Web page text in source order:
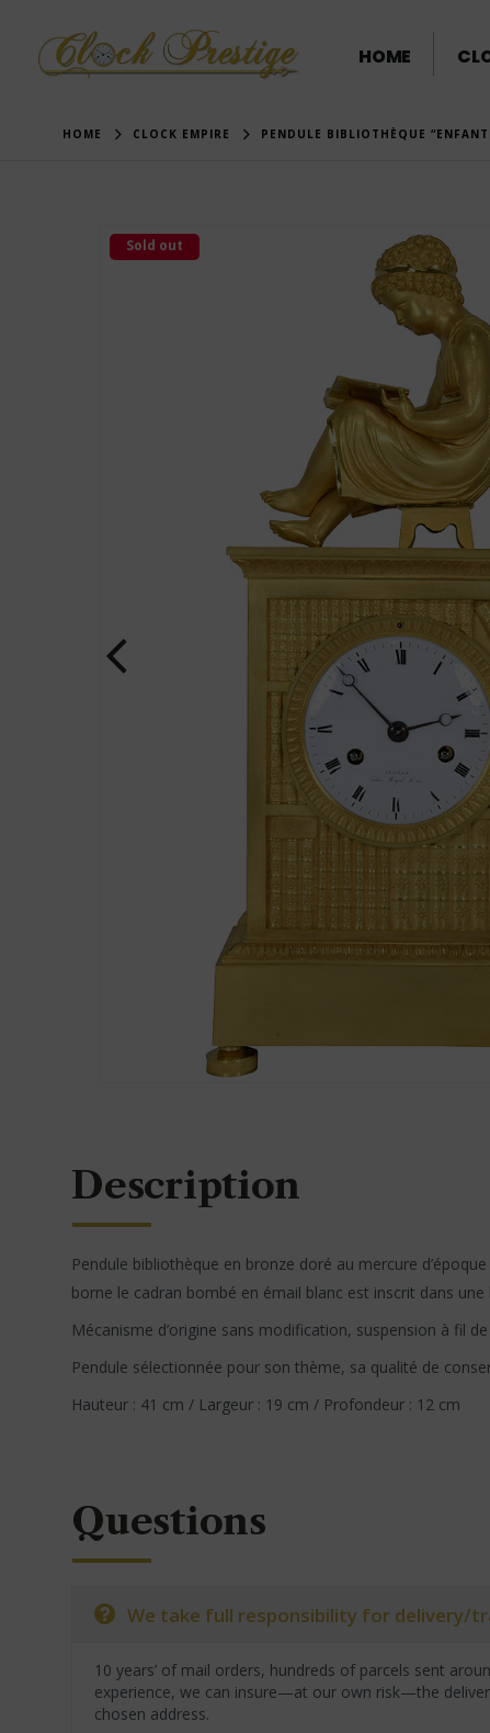
HOME
HOME CLOCK EMPIRE PENDULE BIBLIOTHÈQUE
Sold out
Description
Pendule bibliothèque en bronze doré au mercure
borne le cadran bombé en émail blanc est inscrit dans
Mécanisme d’origine sans modification, suspension à fil
Pendule sélectionnée pour son thème, sa qualité de
Hauteur : 41 cm / Largeur : 19 cm / Profondeur : 12 cm
Questions
We take full responsibility for delivery/
10 years’ of mail orders, hundreds of parcels sent
experience, we can insure—at our own risk—the
chosen address.